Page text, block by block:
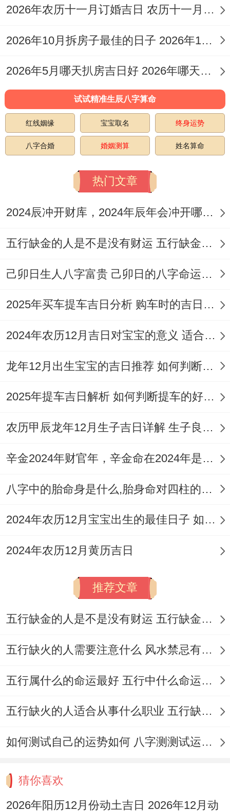
考，请注意对照阳历与农历：
看要我说啊;2月6日（农历十月廿八。星期
日）:宜纳采，移徙、纳财，开市、交易，立
券、入宅，修造、动土等.此日虽为「天牢」
黑道日，但所宜事项众多，动土位列其中可
依据实际状况分析。
12月17日（农历冬月初九，星期四）:宜嫁
娶、纳采、订盟、造车器、祭祀、祈福、修
吉。
12月20日（农历冬月十二，星期日）:宜纳
造、动土等！此日虽为「天牢」黑道日;但动
土为其所宜事项之一。
采，订盟、祭祀，祈福、求嗣，塑绘、解
除，拆卸、修造，动土等，此日「天刑」黑
盟、纳采、造车器、祭祀、祈福、出行、修
事皆宜！
次选吉日（此日宜动土，但吉日组合或力量
12月1日（农历十月廿三,星期二）:宜开市、
纳财、出行、动土、破土等.但此日为「朱
娶、造车器、出行、会亲友、移徙、入宅、
修造、动土等。此日为「白虎」黑道日！
宅、安床、开光、祭祀、出火、拆卸、动土
2026年农历十一月订婚吉日 农历十一月订婚的好日子
2026年10月拆房子最佳的日子 2026年10月什么时候拆房好
2026年5月哪天扒房吉日好 2026年哪天扒房子好
试试精准生辰八字算命
红线姻缘 宝宝取名 终身运势
八字合婚 婚姻测算 姓名算命
热门文章
2024辰冲开财库，2024年辰年会冲开哪些人的财库
五行缺金的人是不是没有财运 五行缺金的人命运好不好
己卯日生人八字富贵 己卯日的八字命运如何
2025年买车提车吉日分析 购车时的吉日与禁忌
2024年农历12月吉日对宝宝的意义 适合龙年宝宝出生的日子有哪些
龙年12月出生宝宝的吉日推荐 如何判断吉日是否适合宝宝
2025年提车吉日解析 如何判断提车的好日子
农历甲辰龙年12月生子吉日详解 生子良辰的影响因素
辛金2024年财官年，辛金命在2024年是财官年还是财印年
八字中的胎命身是什么,胎身命对四柱的影响
2024年农历12月宝宝出生的最佳日子 如何挑选适合的吉日
2024年农历12月黄历吉日
推荐文章
五行缺金的人是不是没有财运 五行缺金的人命运好不好
五行缺火的人需要注意什么 风水禁忌有哪些
五行属什么的命运最好 五行中什么命运势旺盛
五行缺火的人适合从事什么职业 五行缺火的人适合从事的职业有哪些
如何测试自己的运势如何 八字测测试运运程
猜你喜欢
2026年阳历12月份动土吉日 2026年12月动